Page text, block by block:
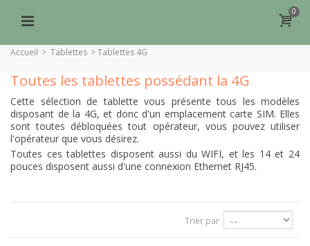
0
Accueil > Tablettes >Tablettes 4G
Toutes les tablettes possédant la 4G
Cette sélection de tablette vous présente tous les modèles
disposant de la 4G, et donc d'un emplacement carte SIM. Elles
sont toutes débloquées tout opérateur, vous pouvez utiliser
l'opérateur que vous désirez.
Toutes ces tablettes disposent aussi du WIFI, et les 14 et 24
pouces disposent aussi d'une connexion Ethernet RJ45.
Trier par